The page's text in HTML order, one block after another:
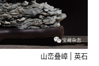
山峦叠嶂 | 英石